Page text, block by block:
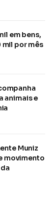
em bens,
mil por mês
animais e
Muniz
movimento